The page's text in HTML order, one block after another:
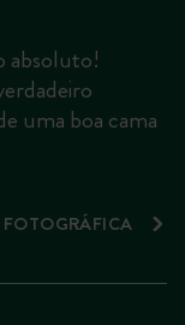
absoluto!
uma boa cama
FOTOGRÁFICA